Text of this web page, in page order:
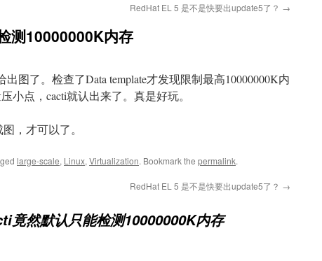
RedHat EL 5 是不是快要出update5了？ →
测10000000K内存
图了。检查了Data template才发现限制最高10000000K内
小点，cacti就认出来了。真是好玩。
，才可以了。
large-scale, Linux, Virtualization. Bookmark the permalink.
RedHat EL 5 是不是快要出update5了？ →
竟然默认只能检测10000000K内存